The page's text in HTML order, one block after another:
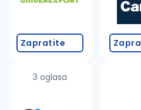
proverite pravopisne
povećajte radijus za
promenite odabrane
Zapratite
3 oglasa